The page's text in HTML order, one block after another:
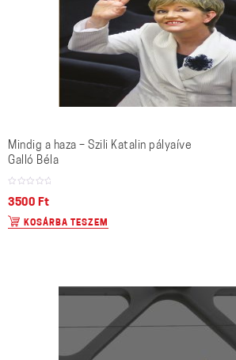
Mindig a haza – Szili Katalin pályaíve
Galló Béla
3500 Ft
KOSÁRBA TESZEM